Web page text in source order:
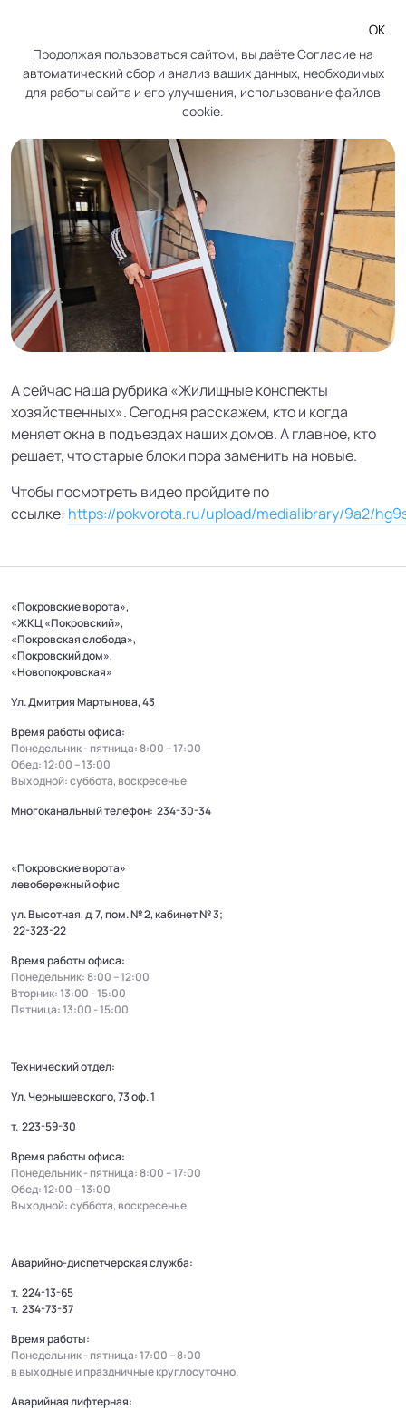
Как заменить старые окна?
А сейчас наша рубрика «Жилищные конспекты
хозяйственных». Сегодня расскажем, кто и когда
меняет окна в подъездах наших домов. А главное, кто
решает, что старые блоки пора заменить на новые.
Чтобы посмотреть видео пройдите по
ссылке: https://pokvorota.ru/upload/medialibrary/9a2/
«Покровские ворота»,
«ЖКЦ «Покровский»,
«Покровская слобода»,
«Покровский дом»,
«Новопокровская»
Ул. Дмитрия Мартынова, 43
Время работы офиса:
Понедельник - пятница: 8:00 – 17:00
Обед: 12:00 – 13:00
Выходной: суббота, воскресенье
Многоканальный телефон: 234-30-34
«Покровские ворота»
левобережный офис
ул. Высотная, д. 7, пом. № 2, кабинет № 3;
22-323-22
Время работы офиса:
Понедельник: 8:00 – 12:00
Вторник: 13:00 - 15:00
Пятница: 13:00 - 15:00
Технический отдел:
Ул. Чернышевского, 73 оф. 1
т. 223-59-30
Время работы офиса:
Понедельник - пятница: 8:00 – 17:00
Обед: 12:00 – 13:00
Выходной: суббота, воскресенье
Аварийно-диспетчерская служба:
т. 224-13-65
т. 234-73-37
Время работы:
Понедельник - пятница: 17:00 – 8:00
в выходные и праздничные круглосуточно.
Аварийная лифтерная:
ОК
Продолжая пользоваться сайтом, вы даётеСогласие на
автоматический сбор и анализ ваших данных, необходимых
для работы сайта и его улучшения, использование файлов
cookie.